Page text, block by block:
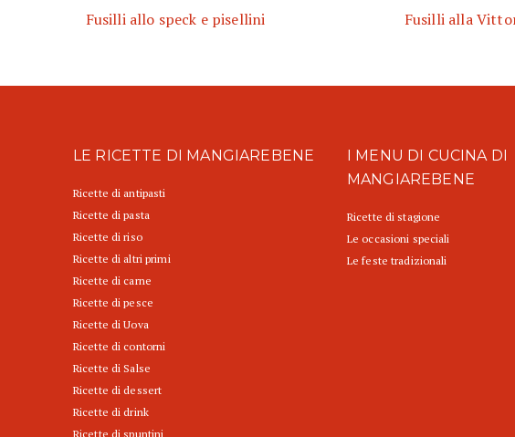
Fusilli allo speck e pisellini Fusilli alla
LE RICETTE DI MANGIAREBENE
Ricette di antipasti
Ricette di pasta
Ricette di riso
Ricette di altri primi
Ricette di carne
Ricette di pesce
Ricette di Uova
Ricette di contorni
Ricette di Salse
Ricette di dessert
Ricette di drink
Ricette di spuntini
I MENU DI CUCINA DI
MANGIAREBENE
Ricette di stagione
Le occasioni speciali
Le feste tradizionali